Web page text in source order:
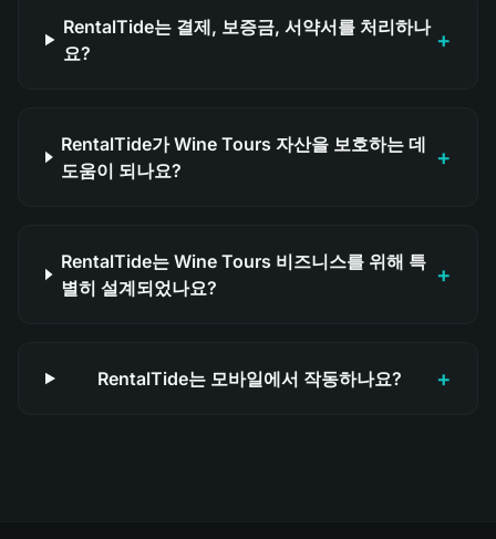
RentalTide는 결제, 보증금, 서약서를 처리하나
요?
+
RentalTide가 Wine Tours 자산을 보호하는 데
도움이 되나요?
+
RentalTide는 Wine Tours 비즈니스를 위해 특
별히 설계되었나요?
+
RentalTide는 모바일에서 작동하나요? +